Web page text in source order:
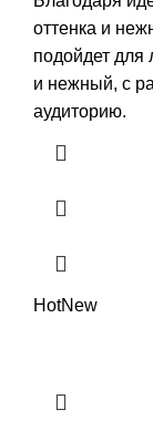
оттенка и
подойдет для
и нежный, с
аудиторию.
HotNew